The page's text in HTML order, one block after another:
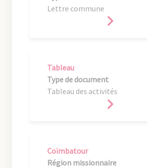
Lettre commune
Tableau
Type de document
Tableau des activités
Coïmbatour
Région missionnaire